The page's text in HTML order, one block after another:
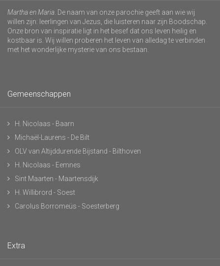
Martha en Maria . De naam van onze parochie geeft aan wie wij
willen zijn: leerlingen van Jezus, die luisteren naar zijn Boodschap.
Onze bron van inspiratie ligt in het besef dat ons leven heilig en
kostbaar is. Wij willen proberen het leven van alledag te verbinden
met het wonderlijke mysterie van ons bestaan.
Gemeenschappen
H. Nicolaas - Baarn
Michaël-Laurens - De Bilt
OLV van Altijddurende Bijstand - Bilthoven
H. Nicolaas - Eemnes
Sint Maarten - Maartensdijk
H. Willibrord - Soest
Carolus Borromeüs - Soesterberg
Extra